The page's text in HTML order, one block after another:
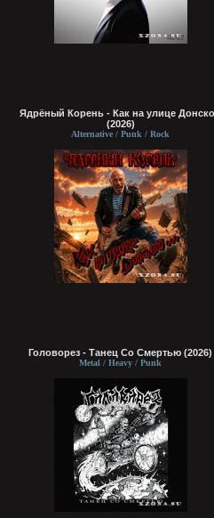
Ядрёный Корень - Как на улице
(2026)
Alternative / Punk / Rock
Головорез - Tанец Со Смертью (2026)
Metal / Heavy / Punk